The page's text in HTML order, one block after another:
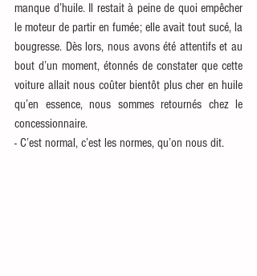
manque d’huile. Il restait à peine de quoi empêcher
le moteur de partir en fumée; elle avait tout sucé, la
bougresse. Dès lors, nous avons été attentifs et au
bout d’un moment, étonnés de constater que cette
voiture allait nous coûter bientôt plus cher en huile
qu’en essence, nous sommes retournés chez le
concessionnaire.
- C’est normal, c’est les normes, qu’on nous dit.